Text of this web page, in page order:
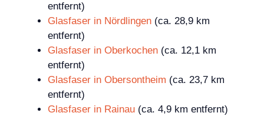
entfernt)
Glasfaser in Nördlingen (ca. 28,9 km
entfernt)
Glasfaser in Oberkochen (ca. 12,1 km
entfernt)
Glasfaser in Obersontheim (ca. 23,7 km
entfernt)
Glasfaser in Rainau (ca. 4,9 km entfernt)